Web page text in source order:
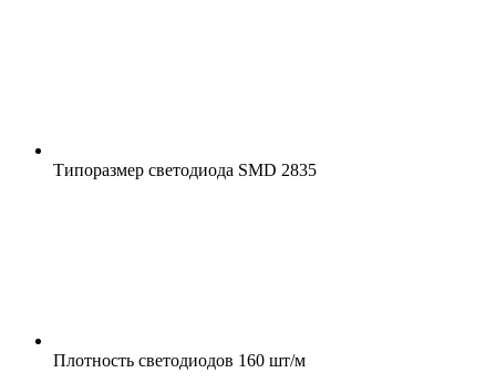
Типоразмер светодиода SMD 2835
Плотность светодиодов 160 шт/м